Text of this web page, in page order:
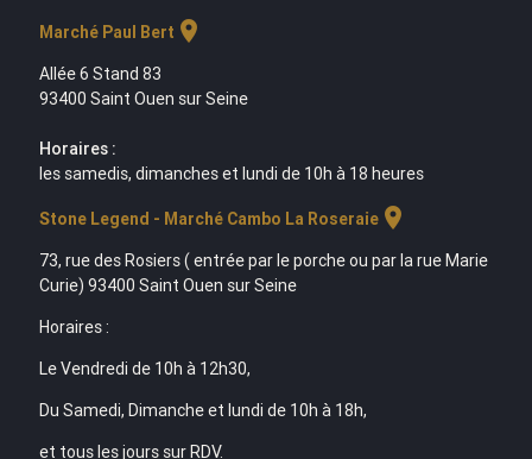
Marché Paul Bert location_on
Allée 6 Stand 83
93400 Saint Ouen sur Seine
Horaires :
les samedis, dimanches et lundi de 10h à 18 heures
Stone Legend - Marché Cambo La Roseraielocation_on
73, rue des Rosiers ( entrée par le porche ou par la rue Marie
Curie) 93400 Saint Ouen sur Seine
Horaires :
Le Vendredi de 10h à 12h30,
Du Samedi, Dimanche et lundi de 10h à 18h,
et tous les jours sur RDV.